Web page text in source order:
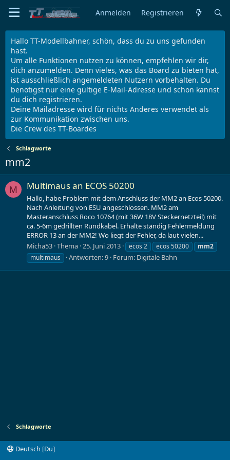
Anmelden Registrieren
Hallo TT-Modellbahner, schön, dass du zu uns gefunden
hast.
Um alle Funktionen nutzen zu können, empfehlen wir dir,
dich anzumelden. Denn vieles, was das Board zu bieten hat,
ist ausschließlich angemeldeten Nutzern vorbehalten. Du
benötigst nur eine gültige E-Mail-Adresse und schon kannst
du dich registrieren.
Deine Mailadresse wird für nichts Anderes verwendet als
zur Kommunikation zwischen uns.
Die Crew des TT-Boardes
Schlagworte
mm2
M Multimaus an ECOS 50200
Hallo, habe Problem mit dem Anschluss der MM2 an Ecos 50200.
Nach Anleitung von ESU angeschlossen. MM2 am
Masteranschluss Roco 10764 (mit 36W 18V Steckernetzteil) mit
ca. 5-6m gedrillten Rundkabel. Erhalte ständig Fehlermeldung
ERROR 13 an der MM2! Wo liegt der Fehler, da laut vielen...
Micha53 Thema 25. Juni 2013 ecos 2 ecos 50200
mm2
multimaus
Antworten: 9 Forum: Digitale Bahn
Schlagworte
Deutsch [Du]